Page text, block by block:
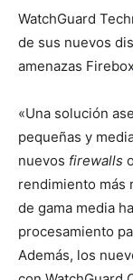
WatchGuard
de sus nuevos
amenazas
«Una solución
pequeñas y
nuevos firewalls
rendimiento más
de gama media
procesamiento
Además, los